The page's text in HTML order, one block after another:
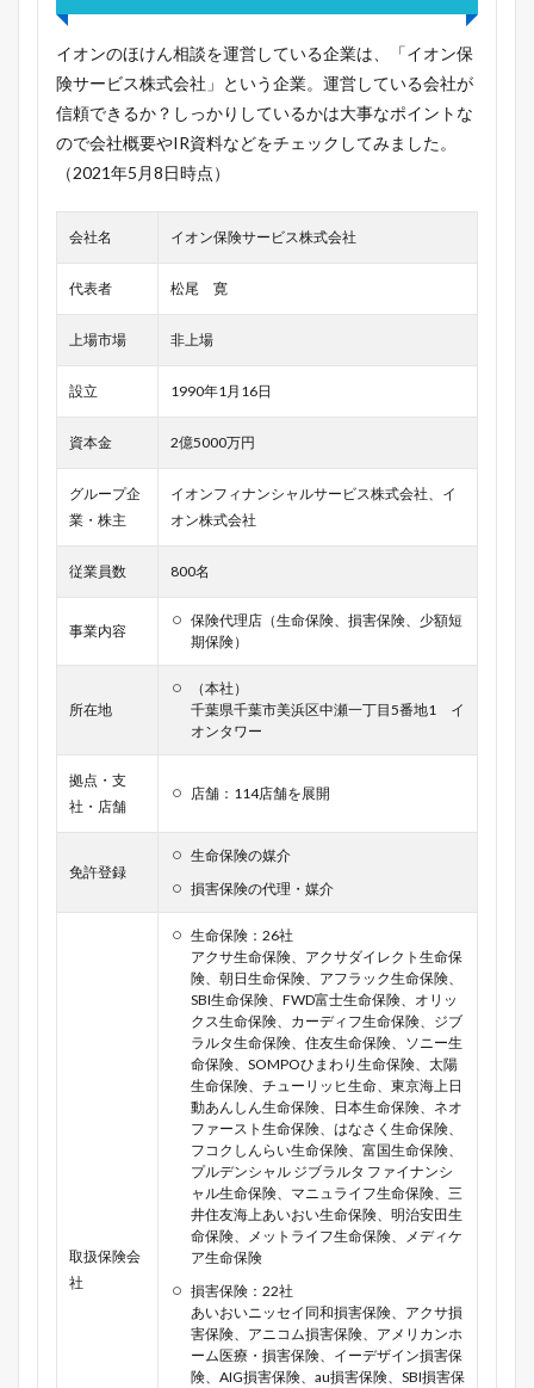
イオンのほけん相談を運営している企業は、「イオン保
険サービス株式会社」という企業。運営している会社が
信頼できるか？しっかりしているかは大事なポイントな
ので会社概要やIR資料などをチェックしてみました。
（2021年5月8日時点）
会社名 イオン保険サービス株式会社
代表者 松尾 寛
上場市場 非上場
設立 1990年1月16日
資本金 2億5000万円
グループ企
業・株主
イオンフィナンシャルサービス株式会社、イ
オン株式会社
従業員数 800名
事業内容
保険代理店（生命保険、損害保険、少額短
期保険）
所在地
（本社）
千葉県千葉市美浜区中瀬一丁目5番地1 イ
オンタワー
拠点・支
社・店舗
店舗：114店舗を展開
免許登録
生命保険の媒介
損害保険の代理・媒介
取扱保険会
社
生命保険：26社
アクサ生命保険、アクサダイレクト生命保
険、朝日生命保険、アフラック生命保険、
SBI生命保険、FWD富士生命保険、オリッ
クス生命保険、カーディフ生命保険、ジブ
ラルタ生命保険、住友生命保険、ソニー生
命保険、SOMPOひまわり生命保険、太陽
生命保険、チューリッヒ生命、東京海上日
動あんしん生命保険、日本生命保険、ネオ
ファースト生命保険、はなさく生命保険、
フコクしんらい生命保険、富国生命保険、
プルデンシャル ジブラルタ ファイナンシ
ャル生命保険、マニュライフ生命保険、三
井住友海上あいおい生命保険、明治安田生
命保険、メットライフ生命保険、メディケ
ア生命保険
損害保険：22社
あいおいニッセイ同和損害保険、アクサ損
害保険、アニコム損害保険、アメリカンホ
ーム医療・損害保険、イーデザイン損害保
険、AIG損害保険、au損害保険、SBI損害保